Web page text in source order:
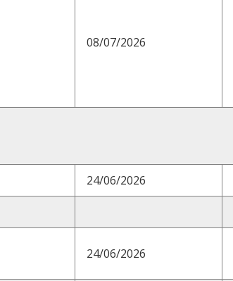
08/07/2026
24/06/2026
24/06/2026